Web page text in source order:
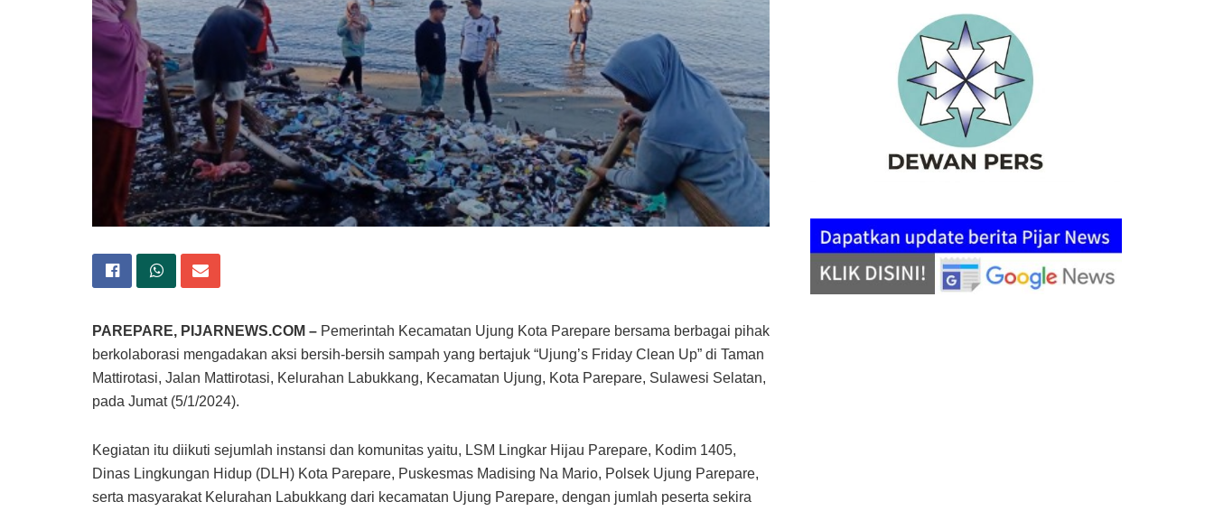
PAREPARE, PIJARNEWS.COM – Pemerintah Kecamatan Ujung Kota Parepare bersama berbagai pihak
berkolaborasi mengadakan aksi bersih-bersih sampah yang bertajuk “Ujung’s Friday Clean Up” di Taman
Mattirotasi, Jalan Mattirotasi, Kelurahan Labukkang, Kecamatan Ujung, Kota Parepare, Sulawesi Selatan,
pada Jumat (5/1/2024).
Kegiatan itu diikuti sejumlah instansi dan komunitas yaitu, LSM Lingkar Hijau Parepare, Kodim 1405,
Dinas Lingkungan Hidup (DLH) Kota Parepare, Puskesmas Madising Na Mario, Polsek Ujung Parepare,
serta masyarakat Kelurahan Labukkang dari kecamatan Ujung Parepare, dengan jumlah peserta sekira